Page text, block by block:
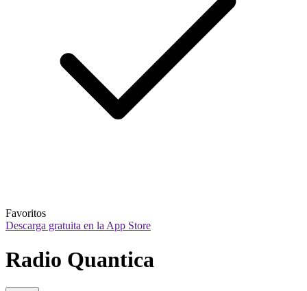
Favoritos
Descarga gratuita en la App Store
Radio Quantica